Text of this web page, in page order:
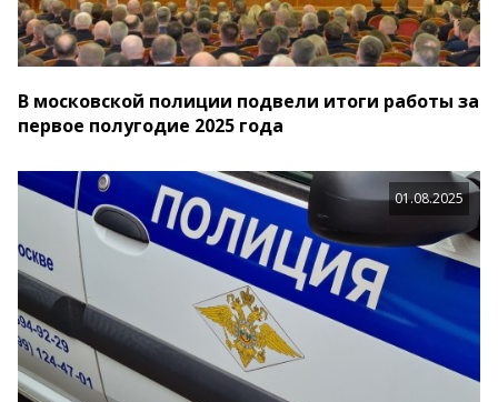
В московской полиции подвели итоги работы за
первое полугодие 2025 года
01.08.2025